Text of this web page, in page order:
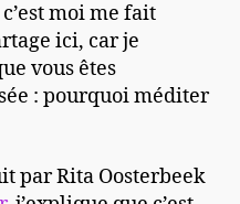
moi me fait
ici, car je
vous êtes
: pourquoi méditer
par Rita Oosterbeek